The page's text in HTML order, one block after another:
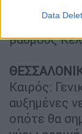
Data
βαθμούς
Καιρός:
αυξημένες
οπότε θα